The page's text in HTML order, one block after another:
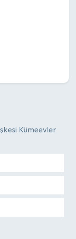
Kümeevler